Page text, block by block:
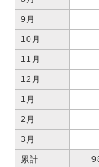
9月
10月
11月
12月
1月
2月
3月
累計